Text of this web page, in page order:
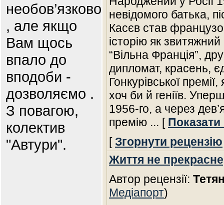
необов’язково
, але якщо
Вам щось
впало до
вподоби -
дозволяємо .
З повагою,
колектив
"Автури".
невідомого батька,
Касєв став
історію як звитяжний
“Вільна Франція”,
дипломат, красень,
Гонкурівської
хоч би й геніїв.
1956-го, а через
премію ... [
[Згорнути рецензію
Життя не
Автор рецензії:
Медіапорт)